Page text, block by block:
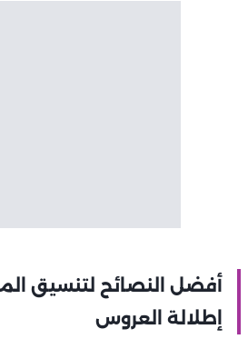
أفضل النصائح لتنسيق
إطلالة العروس